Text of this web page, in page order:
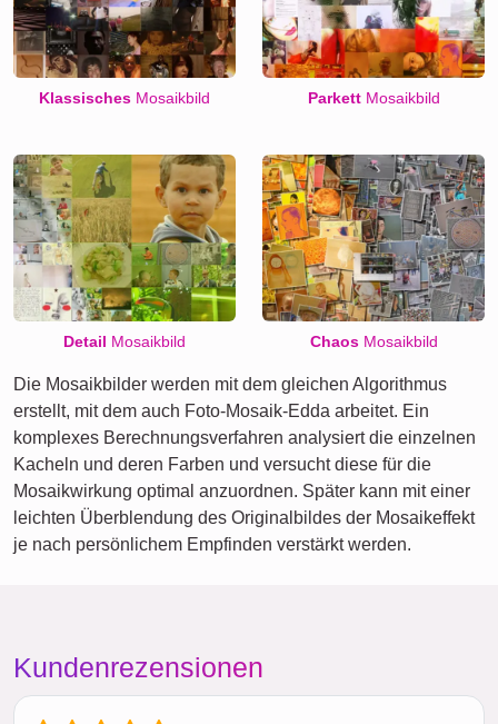
Klassisches Mosaikbild ParkettMosaikbild
Detail Mosaikbild ChaosMosaikbild
Die Mosaikbilder werden mit dem gleichen Algorithmus
erstellt, mit dem auch Foto-Mosaik-Edda arbeitet. Ein
komplexes Berechnungsverfahren analysiert die einzelnen
Kacheln und deren Farben und versucht diese für die
Mosaikwirkung optimal anzuordnen. Später kann mit einer
leichten Überblendung des Originalbildes der Mosaikeffekt
je nach persönlichem Empfinden verstärkt werden.
Kundenrezensionen